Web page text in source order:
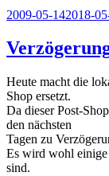
Veröffentlicht
2009-05-142018-
Heute macht die
Shop ersetzt.
Da dieser Post-
den nächsten
Tagen zu
Es wird wohl einige
sind.